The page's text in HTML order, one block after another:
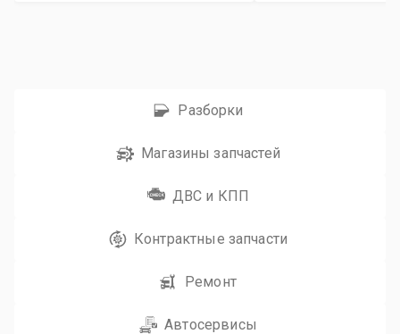
Разборки
Магазины запчастей
ДВС и КПП
Контрактные запчасти
Ремонт
Автосервисы